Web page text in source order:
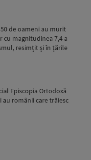
de oameni au murit
cu magnitudinea 7,4 a
resimțit și în țările
Episcopia Ortodoxă
au românii care trăiesc